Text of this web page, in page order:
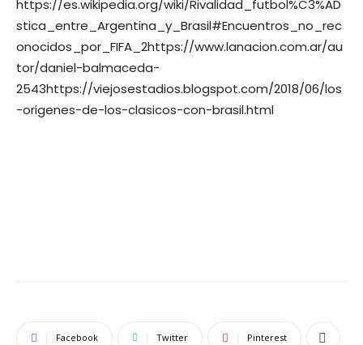
https://es.wikipedia.org/wiki/Rivalidad_futbol%C3%AD
stica_entre_Argentina_y_Brasil#Encuentros_no_rec
onocidos_por_FIFA_2https://www.lanacion.com.ar/au
tor/daniel-balmaceda-
2543https://viejosestadios.blogspot.com/2018/06/los
-origenes-de-los-clasicos-con-brasil.html
Facebook Twitter Pinterest